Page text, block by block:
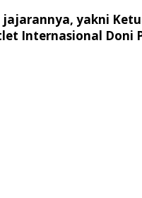
yakni
Internasional Doni